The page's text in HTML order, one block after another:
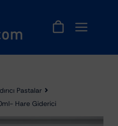
Pastalar
Hare Giderici